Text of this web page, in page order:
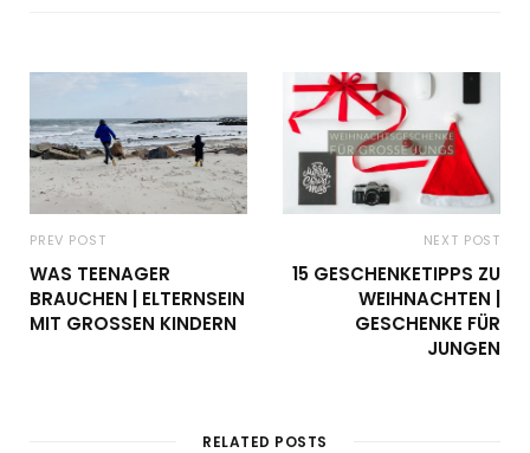
PREV POST
WAS TEENAGER
BRAUCHEN | ELTERNSEIN
MIT GROSSEN KINDERN
NEXT POST
15 GESCHENKETIPPS ZU
WEIHNACHTEN |
GESCHENKE FÜR
JUNGEN
RELATED POSTS